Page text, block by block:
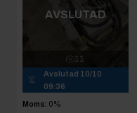
AVSLUTAD
11
Avslutad 10/10
09:36
Moms: 0%